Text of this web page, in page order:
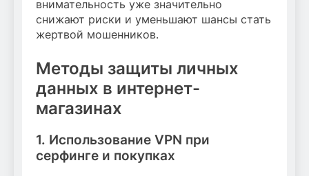
внимательность уже значительно
снижают риски и уменьшают шансы стать
жертвой мошенников.
Методы защиты личных
данных в интернет-
магазинах
1. Использование VPN при
серфинге и покупках